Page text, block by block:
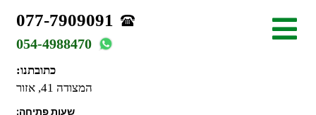
077-7909091
054-4988470
כתובתנו:
המצודה 41, אזור
שעות פתיחה: